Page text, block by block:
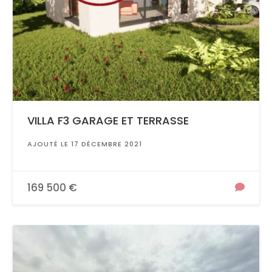
VILLA F3 GARAGE ET TERRASSE
AJOUTÉ LE 17 DÉCEMBRE 2021
169 500 €